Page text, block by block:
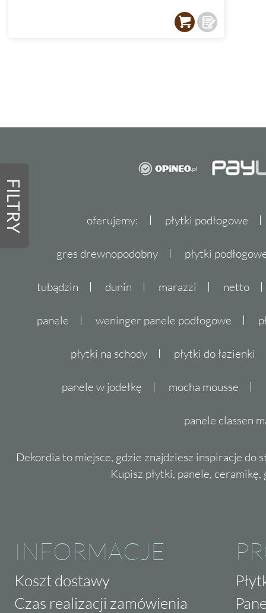
FILTRY oferujemy: płytki podłogowe
gres drewnopodobny płytki
tubądzin dunin marazzi netto
panele weninger panele podłogowe
płytki na schody płytki do łazienki
panele w jodełkę mocha mousse
panele classen
Dekordia to miejsce, gdzie znajdziesz inspiracje do
Kupisz płytki, panele,
INFORMACJE
Koszt dostawy
Czas realizacji zamówienia